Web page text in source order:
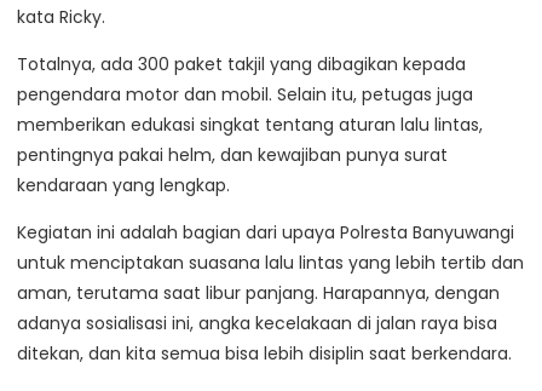
kata Ricky.
Totalnya, ada 300 paket takjil yang dibagikan kepada
pengendara motor dan mobil. Selain itu, petugas juga
memberikan edukasi singkat tentang aturan lalu lintas,
pentingnya pakai helm, dan kewajiban punya surat
kendaraan yang lengkap.
Kegiatan ini adalah bagian dari upaya Polresta Banyuwangi
untuk menciptakan suasana lalu lintas yang lebih tertib dan
aman, terutama saat libur panjang. Harapannya, dengan
adanya sosialisasi ini, angka kecelakaan di jalan raya bisa
ditekan, dan kita semua bisa lebih disiplin saat berkendara.